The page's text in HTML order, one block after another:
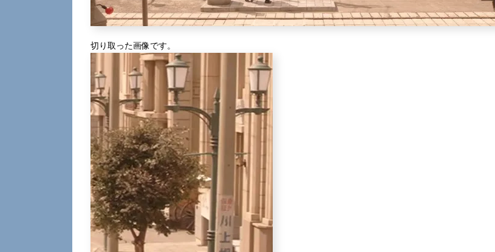
切り取った画像です。